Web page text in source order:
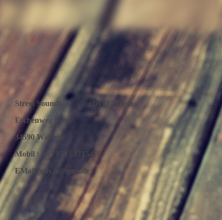
Street Sounds by DJ Dave
Eschenweg 4
34590 Wabern
Mobil : +49 174 / 1715470
EMail: olly.h@gmx.de